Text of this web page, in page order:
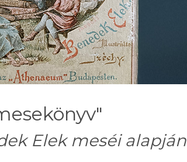
Elek meséi alapján